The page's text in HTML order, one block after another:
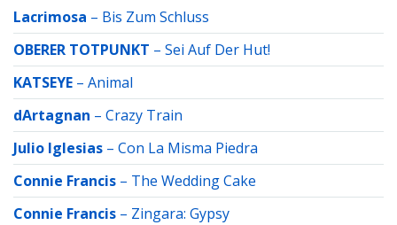
Lacrimosa – Bis Zum Schluss
OBERER TOTPUNKT – Sei Auf Der Hut!
KATSEYE – Animal
dArtagnan – Crazy Train
Julio Iglesias – Con La Misma Piedra
Connie Francis – The Wedding Cake
Connie Francis – Zingara: Gypsy